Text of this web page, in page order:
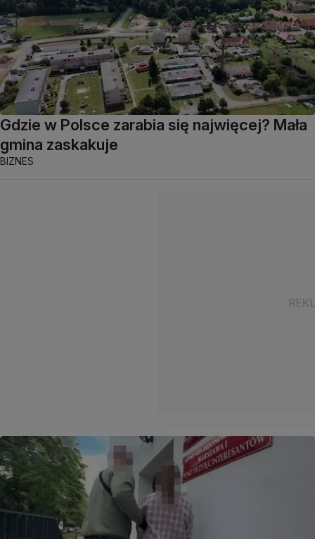
Gdzie w Polsce zarabia się najwięcej? Mała
gmina zaskakuje
BIZNES